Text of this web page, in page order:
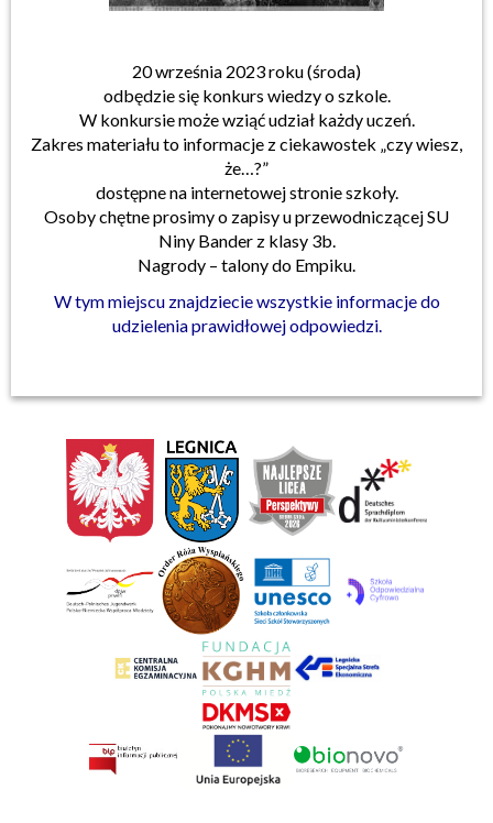
20 września 2023 roku (środa)
odbędzie się konkurs wiedzy o szkole.
W konkursie może wziąć udział każdy uczeń.
Zakres materiału to informacje z ciekawostek „czy wiesz,
że…?”
dostępne na internetowej stronie szkoły.
Osoby chętne prosimy o zapisy u przewodniczącej SU
Niny Bander z klasy 3b.
Nagrody – talony do Empiku.
W tym miejscu znajdziecie wszystkie informacje do
udzielenia prawidłowej odpowiedzi.